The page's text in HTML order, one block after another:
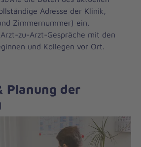
Adresse der Klinik,
Zimmernummer) ein.
zu-Arzt-Gespräche mit den
und Kollegen vor Ort.
Planung der